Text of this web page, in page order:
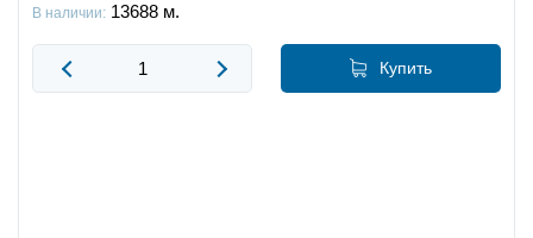
В наличии: 13688 м.
Купить